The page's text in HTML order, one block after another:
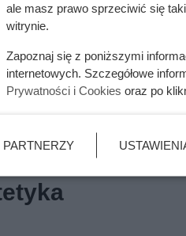
dodaj pokrojone owoce, a
minimum godzinę, a najlepiej
odżywcze
ale masz prawo sprzeciwić się
witrynie.
Zapoznaj się z poniższymi
internetowych. Szczegółowe
Prywatności i Cookies oraz po
PARTNERZY